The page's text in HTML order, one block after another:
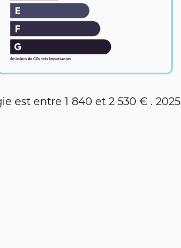
est entre 1 840 et 2 530 € . 2025